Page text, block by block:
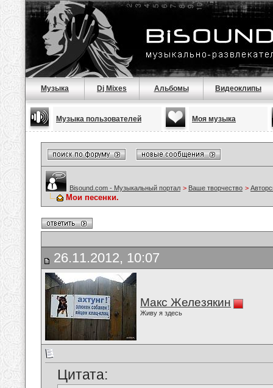
Музыка Dj Mixes Альбомы Видеоклипы
Музыка пользователей Моя музыка
Bisound.com - Музыкальный портал > Ваше творчество >
Мои песенки.
26.11.2012, 10:07
Макс Железякин
Живу я здесь
Цитата: